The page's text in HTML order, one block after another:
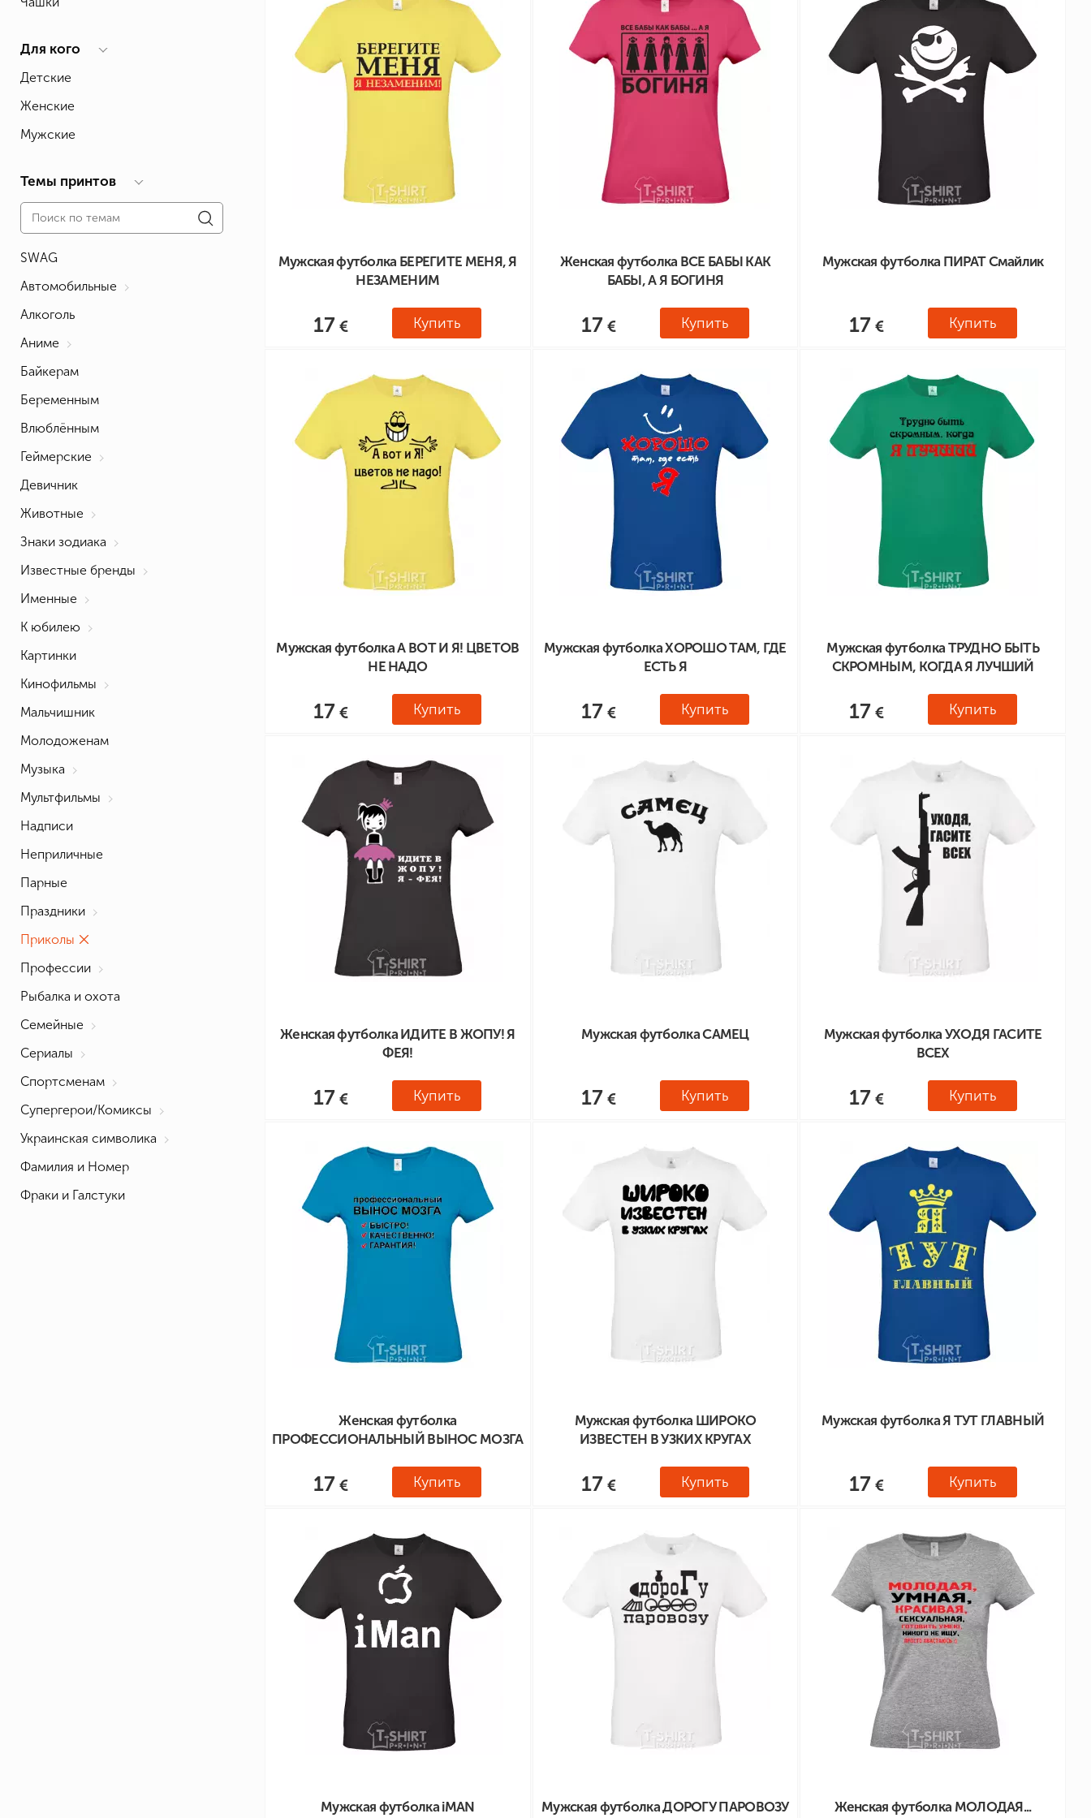
Влюблённым
Девичник
Животные
Известные бренды
Фамилия и Номер
Мужская футболка БЕРЕГИТЕ МЕНЯ, Я
НЕЗАМЕНИМ
17 Купить
Женская футболка ВСЕ БАБЫ КАК
БАБЫ, А Я БОГИНЯ
17 Купить
Мужская футболка ПИРАТ Смайлик
17 Купить
Мужская футболка А ВОТ И Я! ЦВЕТОВ
НЕ НАДО
17 Купить
Мужская футболка ХОРОШО ТАМ, ГДЕ
ЕСТЬ Я
17 Купить
Мужская футболка ТРУДНО БЫТЬ
СКРОМНЫМ, КОГДА Я ЛУЧШИЙ
17 Купить
Женская футболка ИДИТЕ В ЖОПУ! Я
ФЕЯ!
17 Купить
Мужская футболка САМЕЦ
17 Купить
Мужская футболка УХОДЯ ГАСИТЕ
ВСЕХ
17 Купить
Женская футболка
ПРОФЕССИОНАЛЬНЫЙ ВЫНОС МОЗГА
17 Купить
Мужская футболка ШИРОКО
ИЗВЕСТЕН В УЗКИХ КРУГАХ
17 Купить
Мужская футболка Я ТУТ ГЛАВНЫЙ
17 Купить
Мужская футболка iMAN Мужская футболка ДОРОГУ ПАРОВОЗУ Женская футболка МОЛОДАЯ...
Для кого
Детские
Женские
Мужские
Темы принтов
SWAG
Автомобильные
Алкоголь
Аниме
Байкерам
Беременным
Влюблённым
Геймерские
Девичник
Животные
Знаки зодиака
Известные бренды
Именные
К юбилею
Картинки
Кинофильмы
Мальчишник
Молодоженам
Музыка
Мультфильмы
Надписи
Неприличные
Парные
Праздники
Приколы
Профессии
Рыбалка и охота
Семейные
Сериалы
Спортсменам
Супергерои/Комиксы
Украинская символика
Фамилия и Номер
Фраки и Галстуки